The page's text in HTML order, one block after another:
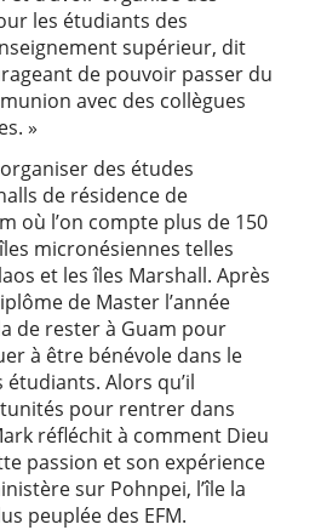
les étudiants des
supérieur, dit
de pouvoir passer du
avec des collègues
»
des études
de résidence de
où l’on compte plus de 150
micronésiennes telles
et les îles Marshall. Après
de Master l’année
de rester à Guam pour
à être bénévole dans le
Alors qu’il
pour rentrer dans
réfléchit à comment Dieu
passion et son expérience
sur Pohnpei, l’île la
peuplée des EFM.